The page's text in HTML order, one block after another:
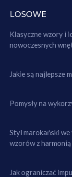
LOSOWE
Klasyczne wzory i
nowoczesnych
Jakie są najlepsze
Pomysły na
Styl marokański
wzorów z
Jak ograniczać